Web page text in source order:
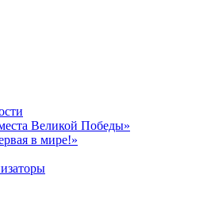
Великой Победы»
в мире!»